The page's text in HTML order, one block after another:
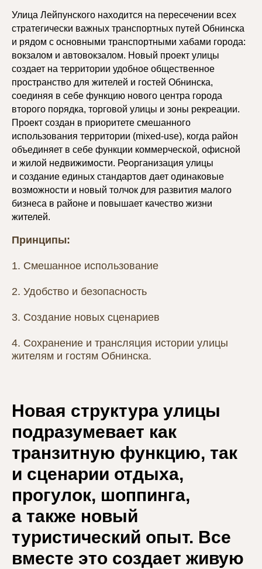
Улица Лейпунского находится на пересечении всех
стратегически важных транспортных путей Обнинска
и рядом с основными транспортными хабами города:
вокзалом и автовокзалом. Новый проект улицы
создает на территории удобное общественное
пространство для жителей и гостей Обнинска,
соединяя в себе функцию нового центра города
второго порядка, торговой улицы и зоны рекреации.
Проект создан в приоритете смешанного
использования территории (mixed-use), когда район
объединяет в себе функции коммерческой, офисной
и жилой недвижимости. Реорганизация улицы
и создание единых стандартов дает одинаковые
возможности и новый толчок для развития малого
бизнеса в районе и повышает качество жизни
жителей.
Принципы:
1. Смешанное использование
2. Удобство и безопасность
3. Создание новых сценариев
4. Сохранение и трансляция истории улицы
жителям и гостям Обнинска.
Новая структура улицы
подразумевает как
транзитную функцию, так
и сценарии отдыха,
прогулок, шоппинга,
а также новый
туристический опыт. Все
вместе это создает живую